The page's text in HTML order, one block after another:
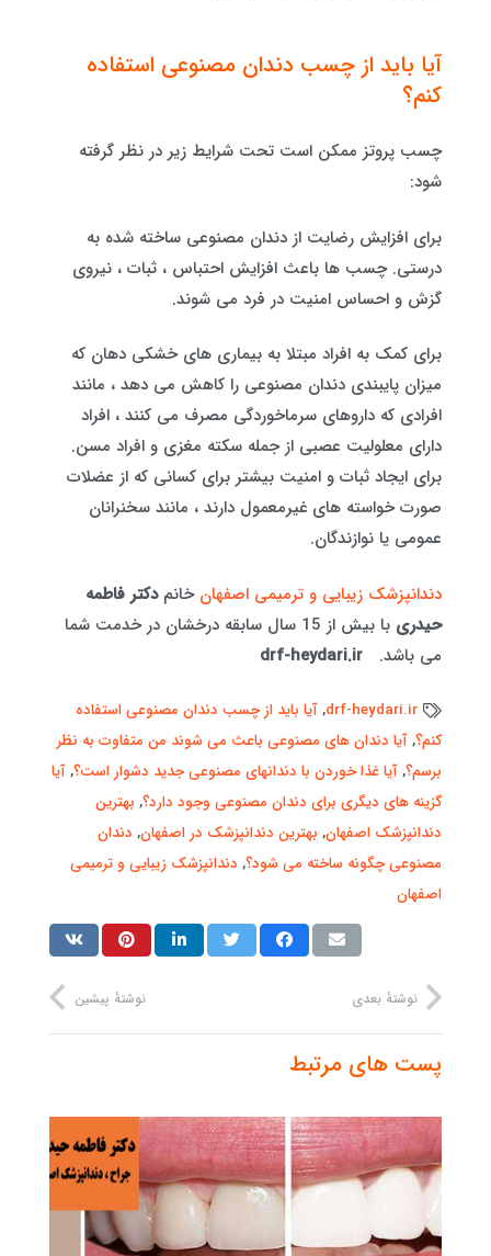
آیا باید از چسب دندان مصنوعی استفاده
کنم؟
چسب پروتز ممکن است تحت شرایط زیر در نظر گرفته
شود:
برای افزایش رضایت از دندان مصنوعی ساخته شده به
درستی. چسب ها باعث افزایش احتباس ، ثبات ، نیروی
گزش و احساس امنیت در فرد می شوند.
برای کمک به افراد مبتلا به بیماری های خشکی دهان که
میزان پایبندی دندان مصنوعی را کاهش می دهد ، مانند
افرادی که داروهای سرماخوردگی مصرف می کنند ، افراد
دارای معلولیت عصبی از جمله سکته مغزی و افراد مسن.
برای ایجاد ثبات و امنیت بیشتر برای کسانی که از عضلات
صورت خواسته های غیرمعمول دارند ، مانند سخنرانان
عمومی یا نوازندگان.
دندانپزشک زیبایی و ترمیمی اصفهان خانمدکتر فاطمه
حیدری
با بیش از 15 سال سابقه درخشان در خدمت شما
می باشد. drf-heydari.ir
drf-heydari.ir
,آیا باید از چسب دندان مصنوعی استفاده
کنم؟,آیا دندان های مصنوعی باعث می شوند من متفاوت به نظر
برسم؟,آیا غذا خوردن با دندانهای مصنوعی جدید دشوار است؟,آیا
گزینه های دیگری برای دندان مصنوعی وجود دارد؟, بهترین
دندانپزشک اصفهان, بهترین دندانپزشک در اصفهان, دندان
مصنوعی چگونه ساخته می شود؟, دندانپزشک زیبایی و ترمیمی
اصفهان
نوشتهٔ پیشین نوشتهٔ بعدی
پست های مرتبط